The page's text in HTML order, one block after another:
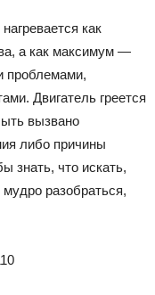
как
а как максимум —
проблемами,
Двигатель греется
вызвано
либо причины
знать, что искать,
мудро разобраться,